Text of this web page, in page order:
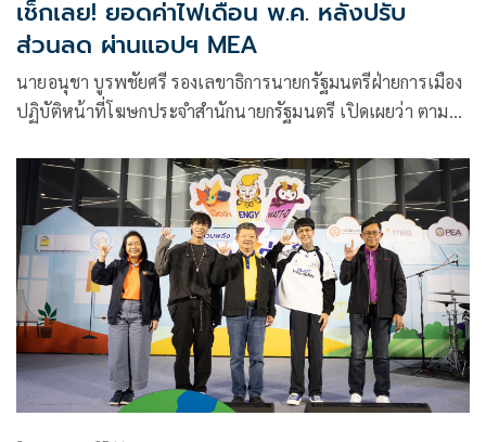
เช็กเลย! ยอดค่าไฟเดือน พ.ค. หลังปรับ
ส่วนลด ผ่านแอปฯ MEA
นายอนุชา บูรพชัยศรี รองเลขาธิการนายกรัฐมนตรีฝ่ายการเมือง
ปฏิบัติหน้าที่โฆษกประจำสำนักนายกรัฐมนตรี เปิดเผยว่า ตามที่